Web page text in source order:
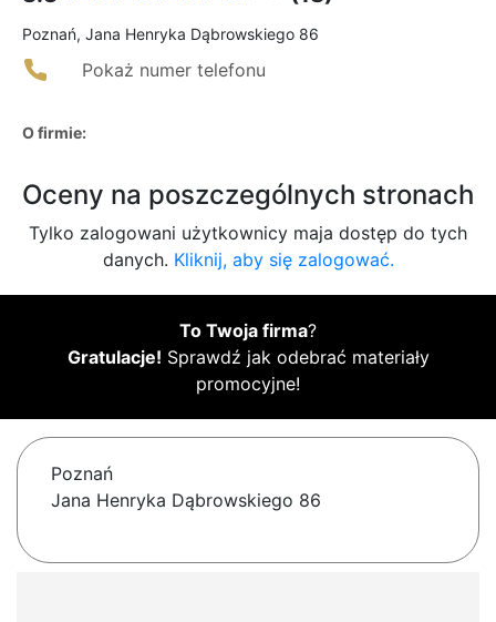
Poznań, Jana Henryka Dąbrowskiego 86
Pokaż numer telefonu
O firmie:
Oceny na poszczególnych stronach
Tylko zalogowani użytkownicy maja dostęp do tych
danych. Kliknij, aby się zalogować.
To Twoja firma?
Gratulacje! Sprawdź jak odebrać materiały
promocyjne!
Poznań
Jana Henryka Dąbrowskiego 86